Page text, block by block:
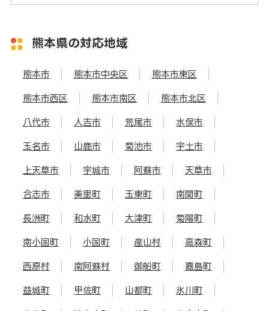
熊本県の対応地域
熊本市 熊本市中央区 熊本市東区
熊本市西区 熊本市南区 熊本市北区
八代市 人吉市 荒尾市 水俣市
玉名市 山鹿市 菊池市 宇土市
上天草市 宇城市 阿蘇市 天草市
合志市 美里町 玉東町 南関町
長洲町 和水町 大津町 菊陽町
南小国町 小国町 産山村 高森町
西原村 南阿蘇村 御船町 嘉島町
益城町 甲佐町 山都町 氷川町